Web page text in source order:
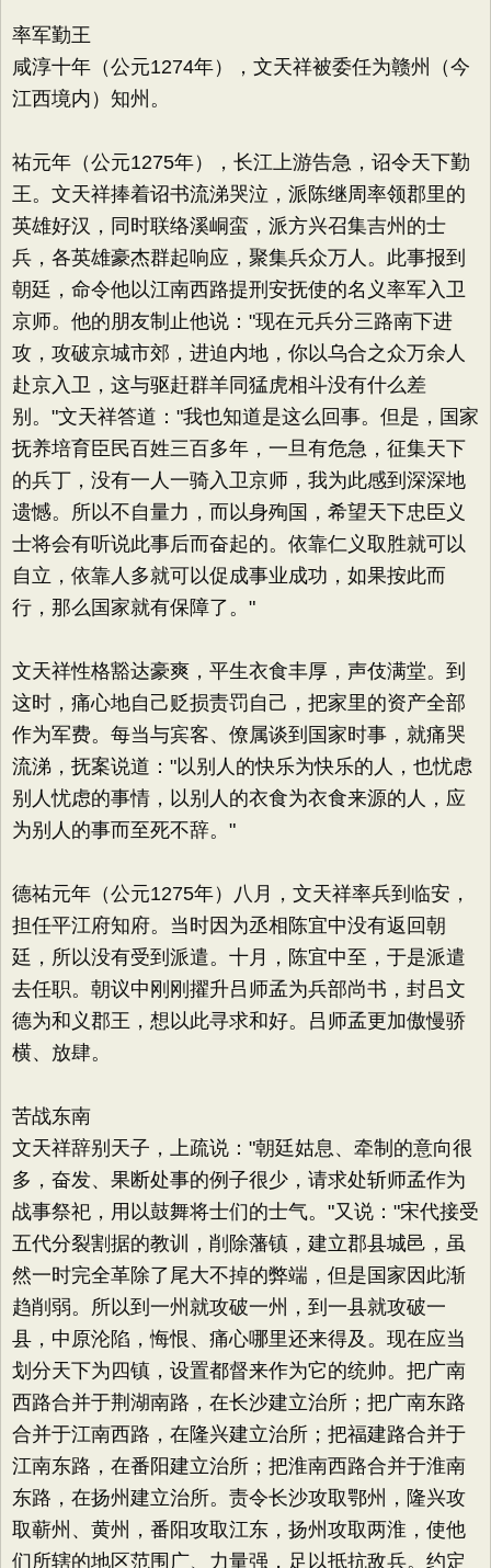
率军勤王
咸淳十年（公元1274年），文天祥被委任为赣州（今
江西境内）知州。
祐元年（公元1275年），长江上游告急，诏令天下勤
王。文天祥捧着诏书流涕哭泣，派陈继周率领郡里的
英雄好汉，同时联络溪峒蛮，派方兴召集吉州的士
兵，各英雄豪杰群起响应，聚集兵众万人。此事报到
朝廷，命令他以江南西路提刑安抚使的名义率军入卫
京师。他的朋友制止他说："现在元兵分三路南下进
攻，攻破京城市郊，进迫内地，你以乌合之众万余人
赴京入卫，这与驱赶群羊同猛虎相斗没有什么差
别。"文天祥答道："我也知道是这么回事。但是，国家
抚养培育臣民百姓三百多年，一旦有危急，征集天下
的兵丁，没有一人一骑入卫京师，我为此感到深深地
遗憾。所以不自量力，而以身殉国，希望天下忠臣义
士将会有听说此事后而奋起的。依靠仁义取胜就可以
自立，依靠人多就可以促成事业成功，如果按此而
行，那么国家就有保障了。"
文天祥性格豁达豪爽，平生衣食丰厚，声伎满堂。到
这时，痛心地自己贬损责罚自己，把家里的资产全部
作为军费。每当与宾客、僚属谈到国家时事，就痛哭
流涕，抚案说道："以别人的快乐为快乐的人，也忧虑
别人忧虑的事情，以别人的衣食为衣食来源的人，应
为别人的事而至死不辞。"
德祐元年（公元1275年）八月，文天祥率兵到临安，
担任平江府知府。当时因为丞相陈宜中没有返回朝
廷，所以没有受到派遣。十月，陈宜中至，于是派遣
去任职。朝议中刚刚擢升吕师孟为兵部尚书，封吕文
德为和义郡王，想以此寻求和好。吕师孟更加傲慢骄
横、放肆。
苦战东南
文天祥辞别天子，上疏说："朝廷姑息、牵制的意向很
多，奋发、果断处事的例子很少，请求处斩师孟作为
战事祭祀，用以鼓舞将士们的士气。"又说："宋代接受
五代分裂割据的教训，削除藩镇，建立郡县城邑，虽
然一时完全革除了尾大不掉的弊端，但是国家因此渐
趋削弱。所以到一州就攻破一州，到一县就攻破一
县，中原沦陷，悔恨、痛心哪里还来得及。现在应当
划分天下为四镇，设置都督来作为它的统帅。把广南
西路合并于荆湖南路，在长沙建立治所；把广南东路
合并于江南西路，在隆兴建立治所；把福建路合并于
江南东路，在番阳建立治所；把淮南西路合并于淮南
东路，在扬州建立治所。责令长沙攻取鄂州，隆兴攻
取蕲州、黄州，番阳攻取江东，扬州攻取两淮，使他
们所辖的地区范围广、力量强，足以抵抗敌兵。约定